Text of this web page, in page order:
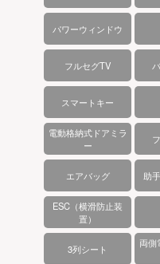
パワーウィンドウ
フルセグTV
スマートキー
電動格納式ドアミラ
ー
エアバッグ 助
ESC（横滑防止装
置）
3列シート
両側